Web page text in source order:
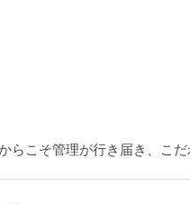
こそ管理が行き届き、こだ